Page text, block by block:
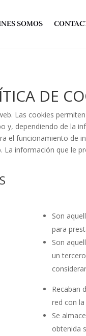
SOMOS
DE
Las cookies
y, dependiendo de la
el funcionamiento de
información que le
Son
para
Son
un
Recaban
red con
Se
obtenida